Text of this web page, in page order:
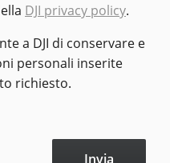
DJI privacy policy.
a DJI di conservare e
personali inserite
richiesto.